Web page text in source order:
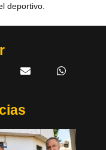
deportivo.